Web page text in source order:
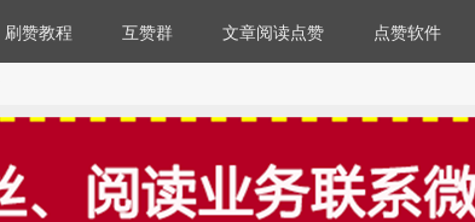
刷赞教程 互赞群 文章阅读点赞 点赞软件